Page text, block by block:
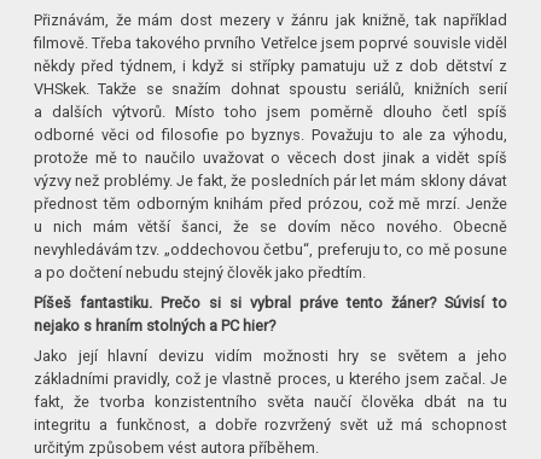
Přiznávám, že mám dost mezery v žánru jak knižně, tak například
filmově. Třeba takového prvního Vetřelce jsem poprvé souvisle viděl
někdy před týdnem, i když si střípky pamatuju už z dob dětství z
VHSkek. Takže se snažím dohnat spoustu seriálů, knižních serií
a dalších výtvorů. Místo toho jsem poměrně dlouho četl spíš
odborné věci od filosofie po byznys. Považuju to ale za výhodu,
protože mě to naučilo uvažovat o věcech dost jinak a vidět spíš
výzvy než problémy. Je fakt, že posledních pár let mám sklony dávat
přednost těm odborným knihám před prózou, což mě mrzí. Jenže
u nich mám větší šanci, že se dovím něco nového. Obecně
nevyhledávám tzv. „oddechovou četbu“, preferuju to, co mě posune
a po dočtení nebudu stejný člověk jako předtím.
Píšeš fantastiku. Prečo si si vybral práve tento žáner? Súvisí to
nejako s hraním stolných a PC hier?
Jako její hlavní devizu vidím možnosti hry se světem a jeho
základními pravidly, což je vlastně proces, u kterého jsem začal. Je
fakt, že tvorba konzistentního světa naučí člověka dbát na tu
integritu a funkčnost, a dobře rozvržený svět už má schopnost
určitým způsobem vést autora příběhem.